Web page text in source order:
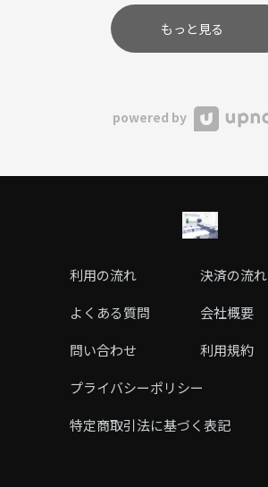
もっと見る
powered by
利用の流れ
決済の流れ
よくある質問
会社概要
問い合わせ
利用規約
プライバシーポリシー
特定商取引法に基づく表記